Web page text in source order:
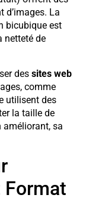
d’images. La
bicubique est
netteté de
des sites web
comme
utilisent des
la taille de
améliorant, sa
Format